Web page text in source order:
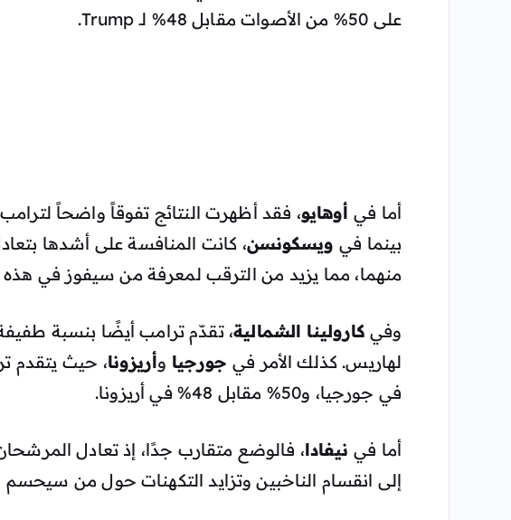
على 50% من الأصوات مقابل 48% لـ
Trump
.
أما في أوهايو
بينما في ويسكونسن
منهما، مما يزيد من الترقب لمعرفة من سيفوز في هذه
وفي كارولينا الشمالية
لهاريس. كذلك الأمر في جورجيا وأريزونا
في جورجيا، و50% مقابل 48% في أريزونا.
أما في نيفادا
إلى انقسام الناخبين وتزايد التكهنات حول من سيحسم